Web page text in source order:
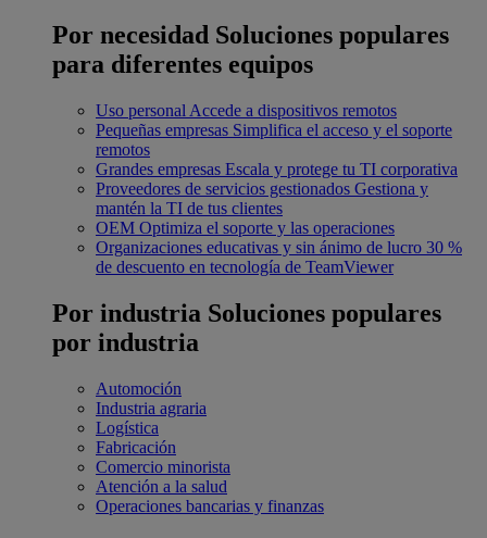
Por necesidad Soluciones populares
para diferentes equipos
Uso personal Accede a dispositivos remotos
Pequeñas empresas Simplifica el acceso y el soporte
remotos
Grandes empresas Escala y protege tu TI corporativa
Proveedores de servicios gestionados Gestiona y
mantén la TI de tus clientes
OEM Optimiza el soporte y las operaciones
Organizaciones educativas y sin ánimo de lucro 30 %
de descuento en tecnología de TeamViewer
Por industria Soluciones populares
por industria
Automoción
Industria agraria
Logística
Fabricación
Comercio minorista
Atención a la salud
Operaciones bancarias y finanzas